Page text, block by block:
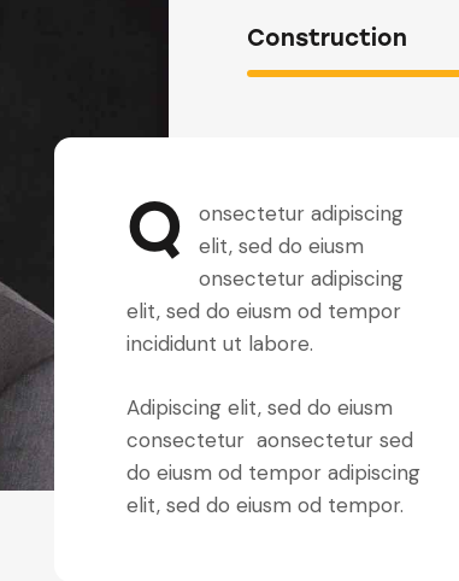
Construction
Q
onsectetur adipiscing
elit, sed do eiusm
onsectetur adipiscing
elit, sed do eiusm od tempor
incididunt ut labore.
Adipiscing elit, sed do eiusm
consectetur aonsectetur sed
do eiusm od tempor adipiscing
elit, sed do eiusm od tempor.